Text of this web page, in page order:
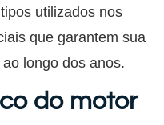
utilizados nos
que garantem sua
longo dos anos.
do motor